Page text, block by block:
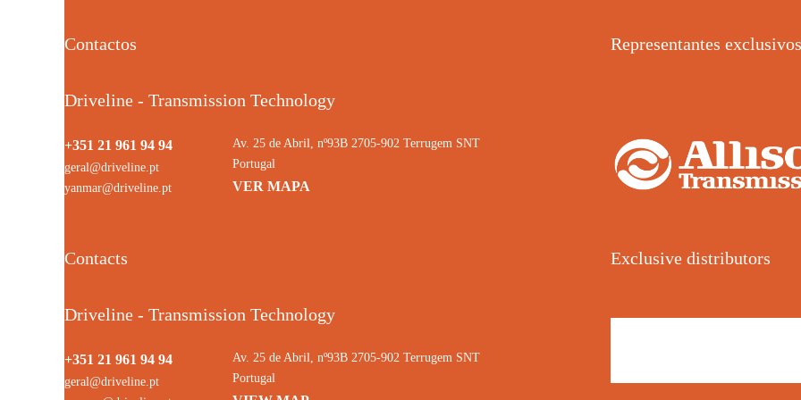
Contactos
Driveline - Transmission Technology
+351 21 961 94 94
geral@driveline.pt
yanmar@driveline.pt
Av. 25 de Abril, nº93B 2705-902 Terrugem SNT
Portugal
VER MAPA
Representantes exclusivos
Contacts
Driveline - Transmission Technology
+351 21 961 94 94
geral@driveline.pt
Av. 25 de Abril, nº93B 2705-902 Terrugem SNT
Portugal
Exclusive distributors